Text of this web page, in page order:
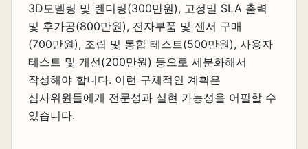
3D모델링 및 렌더링(300만원), 고정밀 SLA 출력
및 후가공(800만원), 전자부품 및 센서 구매
(700만원), 조립 및 통합 테스트(500만원), 사용자
테스트 및 개선(200만원) 등으로 세분화해서
작성해야 합니다. 이런 구체적인 계획은
심사위원들에게 전문성과 실현 가능성을 어필할 수
있습니다.